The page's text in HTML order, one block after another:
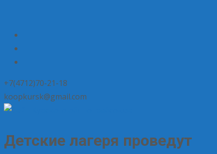
+7(4712)70-21-18
koopkursk@gmail.com
Детские лагеря проведут